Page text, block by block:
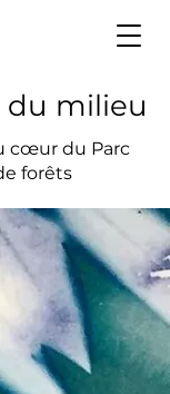
du milieu
cœur du Parc
forêts